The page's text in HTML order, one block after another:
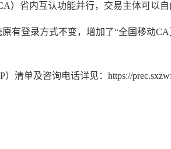
）省内互认功能并行，交易主体可以
有登录方式不变，增加了“全国移动
单及咨询电话详见：https://